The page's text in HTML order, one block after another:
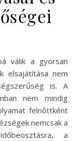
elsajátítása nem
is. A
nem mindig
felnőttként
nemcsak a
a